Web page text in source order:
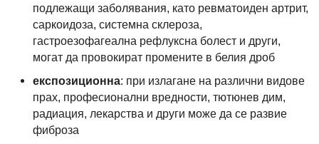
подлежащи заболявания, като ревматоиден артрит,
саркоидоза, системна склероза,
гастроезофагеална рефлуксна болест и други,
могат да провокират промените в белия дроб
експозиционна: при излагане на различни видове
прах, професионални вредности, тютюнев дим,
радиация, лекарства и други може да се развие
фиброза